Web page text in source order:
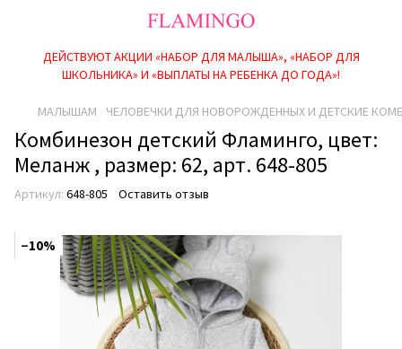
ДЕЙСТВУЮТ АКЦИИ «НАБОР ДЛЯ МАЛЫША», «НАБОР ДЛЯ
ШКОЛЬНИКА» И «ВЫПЛАТЫ НА РЕБEНКА ДО ГОДА»!
МАЛЫШАМ ЧЕЛОВЕЧКИ ДЛЯ НОВОРОЖДЕННЫХ И ДЕТСКИЕ
Комбинезон детский Фламинго, цвет:
Меланж , размер: 62, арт. 648-805
Артикул: 648-805 Оставить отзыв
−10%